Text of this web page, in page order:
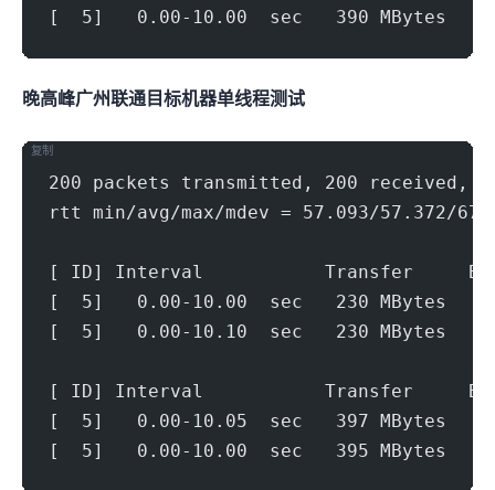
[  5]   0.00-10.00  sec   390 MBytes
晚高峰广州联通(500Mbps)目标机器 IPERF3单线程测试
200 packets transmitted, 200 received,
rtt min/avg/max/mdev = 57.093/57.372/
[ ID] Interval           Transfer
[  5]   0.00-10.00  sec   230 MBytes
[  5]   0.00-10.10  sec   230 MBytes
[ ID] Interval           Transfer
[  5]   0.00-10.05  sec   397 MBytes
[  5]   0.00-10.00  sec   395 MBytes
复制